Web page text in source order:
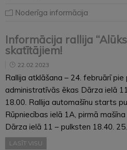
Noderīga informācija
Informācija rallija
skatītājiem!
22.02.2023
Rallija atklāšana – 24. februārī pie
administratīvās ēkas Dārza ielā
18.00. Rallija automašīnu starts
Rūpniecības ielā 1A, pirmā
Dārza ielā 11 – pulksten 18.40.
LASĪT VISU